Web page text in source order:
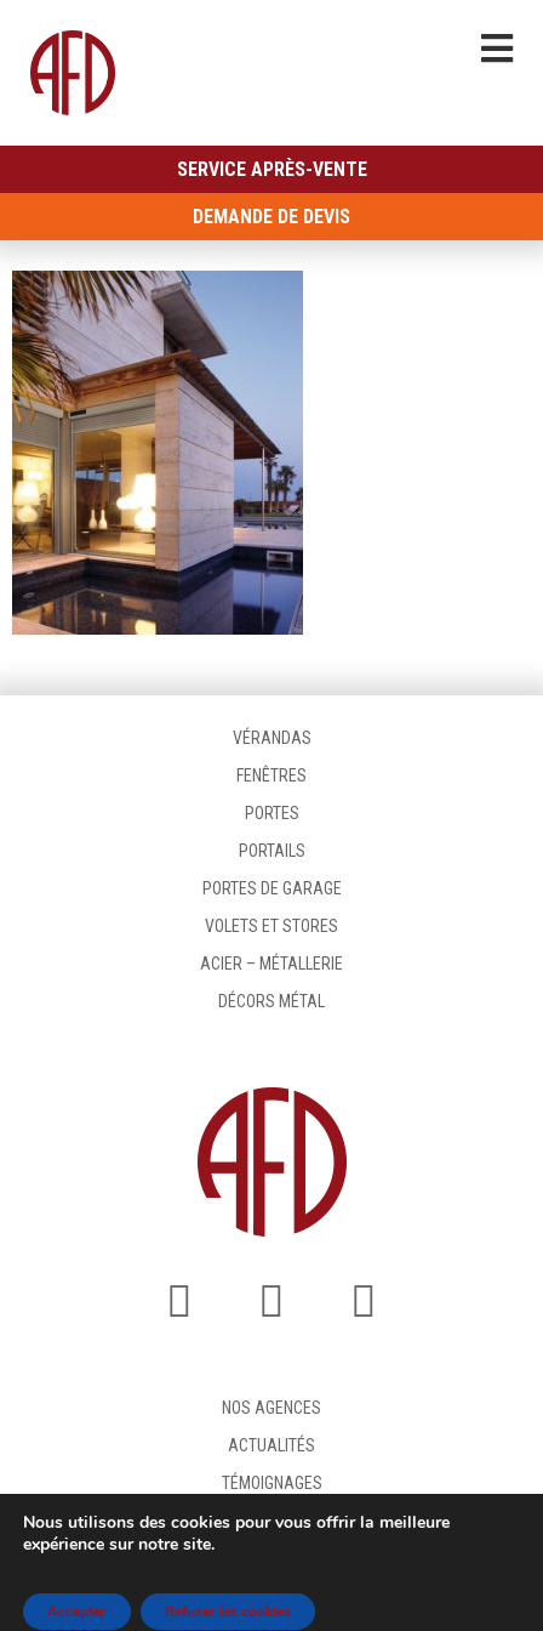
SERVICE APRÈS-VENTE
DEMANDE DE DEVIS
VÉRANDAS
FENÊTRES
PORTES
PORTAILS
PORTES DE GARAGE
VOLETS ET STORES
ACIER – MÉTALLERIE
DÉCORS MÉTAL
NOS AGENCES
ACTUALITÉS
TÉMOIGNAGES
FAQ
MENTIONS LÉGALES
Nous utilisons des cookies pour vous offrir la meilleure
expérience sur notre site.
Accepter Refuser les cookies